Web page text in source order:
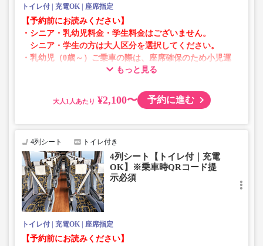
トイレ付 充電OK 座席指定
【予約前にお読みください】
・シニア・乳幼児料金・学生料金はございません。
シニア・学生の方は大人区分を選択してください。
・乳幼児（0歳～）ご乗車の際は、座席確保のため小児運
賃での乗車券が必要です。
・AM1時～5時の間はシステムメンテナンスの為ご予約が
・在庫の状況はリアルタイムの表示ではございません。
※売り切れの場合でも残数が表示される場合がありま
す。
・販売日・便ごとに随時価格が変動いたします。購入時に
販売価格をご確認の上でご予約をお願いいたします。
・一部取り扱いのない停留所がある場合がございます。
もっと見る
大人 ¥2,100〜 予約に進む
4列シート トイレ付き
4列シート【トイレ付｜充電
OK】※乗車時QRコード提
示必須
トイレ付 充電OK 座席指定
【予約前にお読みください】